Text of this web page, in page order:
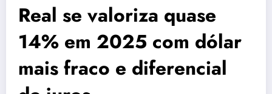
Real se valoriza quase
14% em 2025 com dólar
mais fraco e diferencial